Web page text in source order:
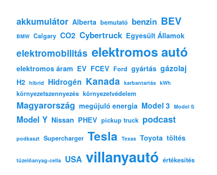
akkumulátor Alberta bemutató benzin BEV
BMW Calgary CO2 Cybertruck Egyesült Államok
elektromobilitás elektromos autó
elektromos áram EV FCEV Ford gyártás gázolaj
H2 hibrid Hidrogén Kanada karbantartás kWh
környezetszennyezés környezetvédelem
Magyarország megújuló energia Model 3 Model S
Model Y Nissan PHEV pickup truck podcast
podkaszt Supercharger Tesla Texas Toyota töltés
tüzelőanyag-cella USA villanyautó értékesítés